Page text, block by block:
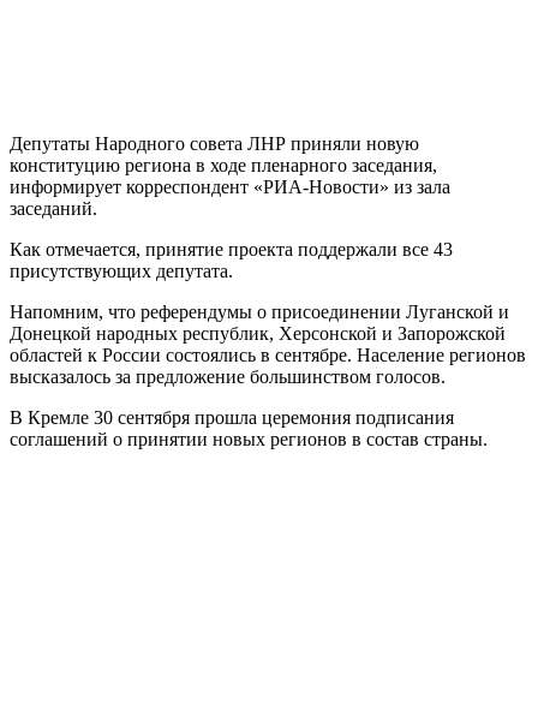
Депутаты Народного совета ЛНР приняли новую
конституцию региона в ходе пленарного заседания,
информирует корреспондент «РИА-Новости» из зала
заседаний.
Как отмечается, принятие проекта поддержали все 43
присутствующих депутата.
Напомним, что референдумы о присоединении Луганской и
Донецкой народных республик, Херсонской и Запорожской
областей к России состоялись в сентябре. Население регионов
высказалось за предложение большинством голосов.
В Кремле 30 сентября прошла церемония подписания
соглашений о принятии новых регионов в состав страны.